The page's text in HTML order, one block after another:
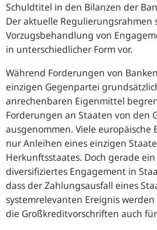
Schuldtitel in den Bilanzen der
Der aktuelle Regulierungsrahmen
Vorzugsbehandlung von
in unterschiedlicher Form vor.
Während Forderungen von
einzigen Gegenpartei
anrechenbaren Eigenmittel
Forderungen an Staaten von den
ausgenommen. Viele europäische
nur Anleihen eines einzigen
Herkunftsstaates. Doch gerade
diversifiziertes Engagement in
dass der Zahlungsausfall eines
systemrelevanten Ereignis
die Großkreditvorschriften auch